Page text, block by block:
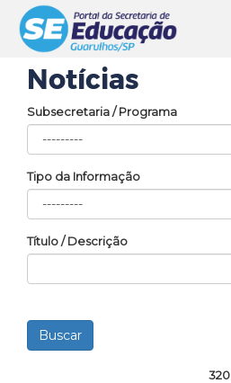
Notícias
Subsecretaria / Programa
Tipo da Informação
Título / Descrição